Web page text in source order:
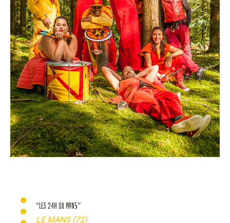
“LES 24H DU MANS”
LE MANS (72)